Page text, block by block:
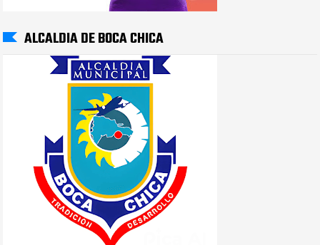
ALCALDIA DE BOCA CHICA